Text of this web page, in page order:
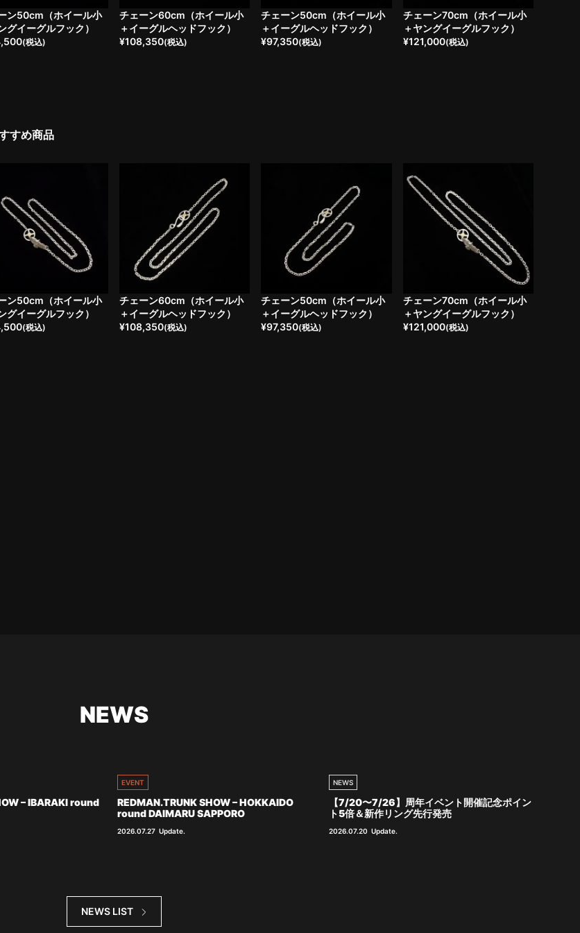
ン50cm（ホイール小
グイーグルフック）
(税込)
チェーン60cm（ホイール小
＋イーグルヘッドフック）
¥108,350(税込)
チェーン50cm（ホイール小
＋イーグルヘッドフック）
¥97,350(税込)
チェーン70cm（ホイール小
＋ヤングイーグルフック）
¥121,000(税込)
すめ商品
ン50cm（ホイール小
グイーグルフック）
(税込)
チェーン60cm（ホイール小
＋イーグルヘッドフック）
¥108,350(税込)
チェーン50cm（ホイール小
＋イーグルヘッドフック）
¥97,350(税込)
チェーン70cm（ホイール小
＋ヤングイーグルフック）
¥121,000(税込)
NEWS
– IBARAKI round
EVENT
REDMAN.TRUNK SHOW – HOKKAIDO
round DAIMARU SAPPORO
2026.07.27 Update.
NEWS
【7/20〜7/26】周年イベント開催記念ポイン
ト5倍＆新作リング先行発売
2026.07.20 Update.
NEWS LIST